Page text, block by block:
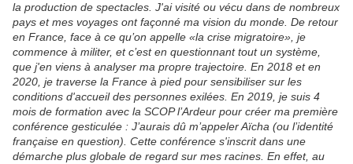
la production de spectacles. J'ai visité ou vécu dans de nombreux
pays et mes voyages ont façonné ma vision du monde. De retour
en France, face à ce qu’on appelle «la crise migratoire», je
commence à militer, et c’est en questionnant tout un système,
que j'en viens à analyser ma propre trajectoire. En 2018 et en
2020, je traverse la France à pied pour sensibiliser sur les
conditions d'accueil des personnes exilées. En 2019, je suis 4
mois de formation avec la SCOP l’Ardeur pour créer ma première
conférence gesticulée : J’aurais dû m’appeler Aïcha (ou l’identité
française en question). Cette conférence s'inscrit dans une
démarche plus globale de regard sur mes racines. En effet, au